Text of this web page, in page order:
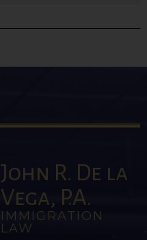
John R. De la
Vega, P.A.
IMMIGRATION
LAW